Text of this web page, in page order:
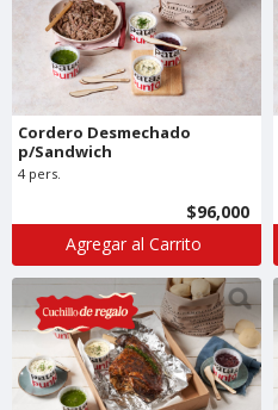
Cordero Desmechado
p/Sandwich
4 pers.
$96,000
Agregar al Carrito